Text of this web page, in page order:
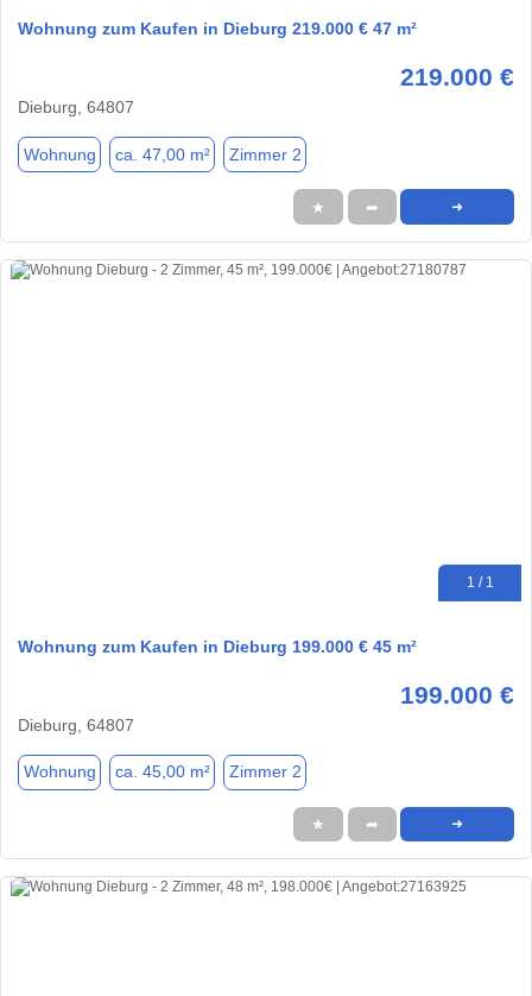
Wohnung zum Kaufen in Dieburg 219.000 € 47 m²
219.000 €
Dieburg, 64807
Wohnung ca. 47,00 m² Zimmer 2
★ ➦ ➜
1 / 1
Wohnung zum Kaufen in Dieburg 199.000 € 45 m²
199.000 €
Dieburg, 64807
Wohnung ca. 45,00 m² Zimmer 2
★ ➦ ➜